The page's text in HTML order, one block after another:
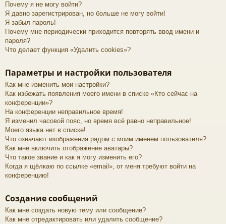
Почему я не могу войти?
Я давно зарегистрирован, но больше не могу войти!
Я забыл пароль!
Почему мне периодически приходится повторять ввод имени и
пароля?
Что делает функция «Удалить cookies»?
Параметры и настройки пользователя
Как мне изменить мои настройки?
Как избежать появления моего имени в списке «Кто сейчас на
конференции»?
На конференции неправильное время!
Я изменил часовой пояс, но время всё равно неправильное!
Моего языка нет в списке!
Что означают изображения рядом с моим именем пользователя?
Как мне включить отображение аватары?
Что такое звание и как я могу изменить его?
Когда я щёлкаю по ссылке «email», от меня требуют войти на
конференцию!
Создание сообщений
Как мне создать новую тему или сообщение?
Как мне отредактировать или удалить сообщение?